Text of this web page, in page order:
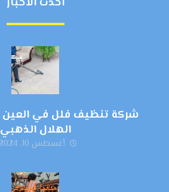
الهلال الذهبي
أغسطس 10, 2024